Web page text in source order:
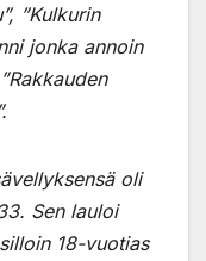
”Kulkurin
jonka annoin
oli
Sen lauloi
18-vuotias